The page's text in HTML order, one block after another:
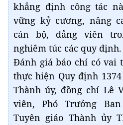
khẳng định công tác
vững kỷ cương, nâng
cán bộ, đảng viên
nghiêm túc các quy định.
Đánh giá báo chí có vai
thực hiện Quy định
Thành ủy, đồng chí Lê
viên, Phó Trưởng
Tuyên giáo Thành ủy